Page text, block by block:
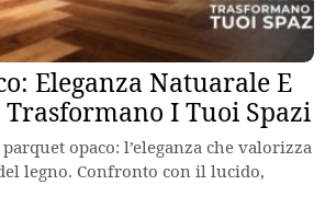
Eleganza Natuarale E
Trasformano I Tuoi Spazi
opaco: l’eleganza che valorizza
legno. Confronto con il lucido,